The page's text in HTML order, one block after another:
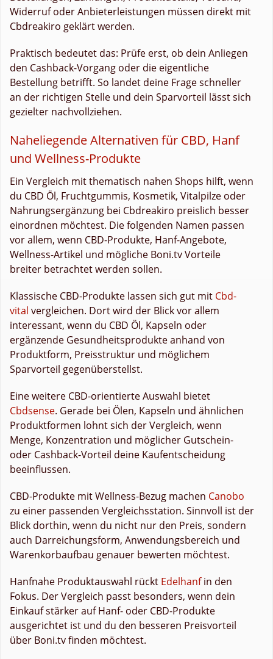
Widerruf oder Anbieterleistungen müssen direkt mit
Cbdreakiro geklärt werden.
Praktisch bedeutet das: Prüfe erst, ob dein Anliegen
den Cashback-Vorgang oder die eigentliche
Bestellung betrifft. So landet deine Frage schneller
an der richtigen Stelle und dein Sparvorteil lässt sich
gezielter nachvollziehen.
Naheliegende Alternativen für CBD, Hanf
und Wellness-Produkte
Ein Vergleich mit thematisch nahen Shops hilft, wenn
du CBD Öl, Fruchtgummis, Kosmetik, Vitalpilze oder
Nahrungsergänzung bei Cbdreakiro preislich besser
einordnen möchtest. Die folgenden Namen passen
vor allem, wenn CBD-Produkte, Hanf-Angebote,
Wellness-Artikel und mögliche Boni.tv Vorteile
breiter betrachtet werden sollen.
Klassische CBD-Produkte lassen sich gut mit Cbd-
vital vergleichen. Dort wird der Blick vor allem
interessant, wenn du CBD Öl, Kapseln oder
ergänzende Gesundheitsprodukte anhand von
Produktform, Preisstruktur und möglichem
Sparvorteil gegenüberstellst.
Eine weitere CBD-orientierte Auswahl bietet
Cbdsense. Gerade bei Ölen, Kapseln und ähnlichen
Produktformen lohnt sich der Vergleich, wenn
Menge, Konzentration und möglicher Gutschein-
oder Cashback-Vorteil deine Kaufentscheidung
beeinflussen.
CBD-Produkte mit Wellness-Bezug machen Canobo
zu einer passenden Vergleichsstation. Sinnvoll ist der
Blick dorthin, wenn du nicht nur den Preis, sondern
auch Darreichungsform, Anwendungsbereich und
Warenkorbaufbau genauer bewerten möchtest.
Hanfnahe Produktauswahl rückt Edelhanfin den
Fokus. Der Vergleich passt besonders, wenn dein
Einkauf stärker auf Hanf- oder CBD-Produkte
ausgerichtet ist und du den besseren Preisvorteil
über Boni.tv finden möchtest.